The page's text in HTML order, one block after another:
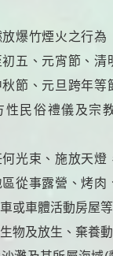
爆竹煙火之行為
五、元宵節、清
節、元旦跨年等
性民俗禮儀及宗
光束、施放天燈
從事露營、烤肉
或車體活動房屋
物及放生、棄養